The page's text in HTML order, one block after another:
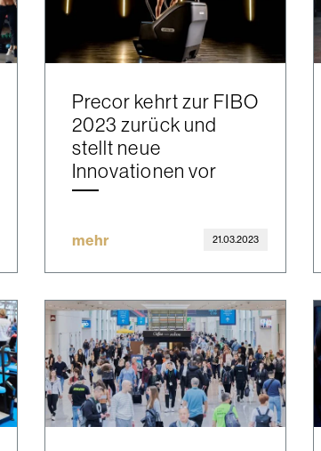
Precor kehrt zur FIBO
2023 zurück und
stellt neue
Innovationen vor
mehr 21.03.2023